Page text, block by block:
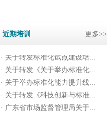
更多>>
近期培训
· 关于转发以标准引领科研成...
· 广州市市场监督管理局关于...
· 关于转发《关于举办标准化...
· 关于举办标准化能力提升线...
· 关于转发《科技创新与标准...
· 广东省市场监督管理局关于...
· 关于转发《标准化(试点)建...